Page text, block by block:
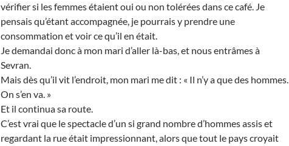
vérifier si les femmes étaient oui ou non tolérées dans ce café. Je
pensais qu’étant accompagnée, je pourrais y prendre une
consommation et voir ce qu’il en était.
Je demandai donc à mon mari d’aller là-bas, et nous entrâmes à
Sevran.
Mais dès qu’il vit l’endroit, mon mari me dit : « Il n’y a que des hommes.
On s’en va. »
Et il continua sa route.
C’est vrai que le spectacle d’un si grand nombre d’hommes assis et
regardant la rue était impressionnant, alors que tout le pays croyait